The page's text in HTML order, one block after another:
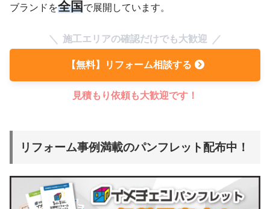
ブランドを全国で展開しています。
施工エリアの確認だけでも大歓迎
【無料】リフォーム相談する
見積もり依頼も大歓迎です！
リフォーム事例満載のパンフレット配布中！